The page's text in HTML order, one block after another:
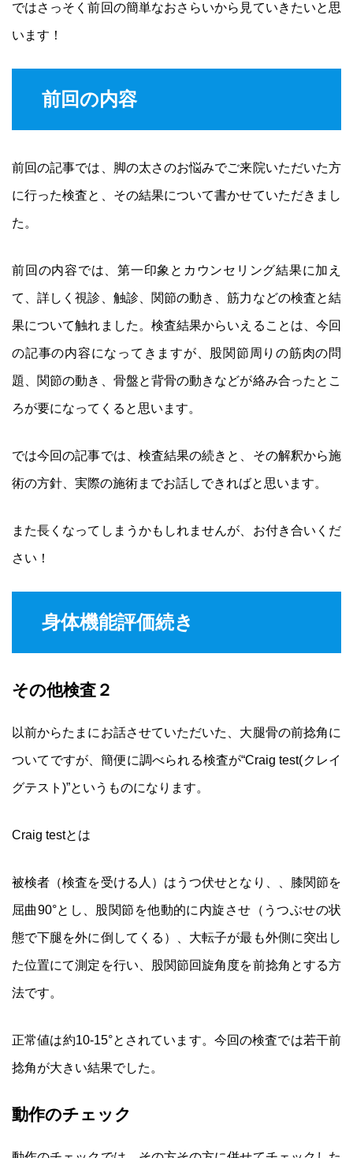
ではさっそく前回の簡単なおさらいから見ていきたいと思
います！
前回の内容
前回の記事では、脚の太さのお悩みでご来院いただいた方
に行った検査と、その結果について書かせていただきまし
た。
前回の内容では、第一印象とカウンセリング結果に加え
て、詳しく視診、触診、関節の動き、筋力などの検査と結
果について触れました。検査結果からいえることは、今回
の記事の内容になってきますが、股関節周りの筋肉の問
題、関節の動き、骨盤と背骨の動きなどが絡み合ったとこ
ろが要になってくると思います。
では今回の記事では、検査結果の続きと、その解釈から施
術の方針、実際の施術までお話しできればと思います。
また長くなってしまうかもしれませんが、お付き合いくだ
さい！
身体機能評価続き
その他検査２
以前からたまにお話させていただいた、大腿骨の前捻角に
ついてですが、簡便に調べられる検査が“Craig test(クレイ
グテスト)”というものになります。
Craig testとは
被検者（検査を受ける人）はうつ伏せとなり、、膝関節を
屈曲90°とし、股関節を他動的に内旋させ（うつぶせの状
態で下腿を外に倒してくる）、大転子が最も外側に突出し
た位置にて測定を行い、股関節回旋角度を前捻角とする方
法です。
正常値は約10-15°とされています。今回の検査では若干前
捻角が大きい結果でした。
動作のチェック